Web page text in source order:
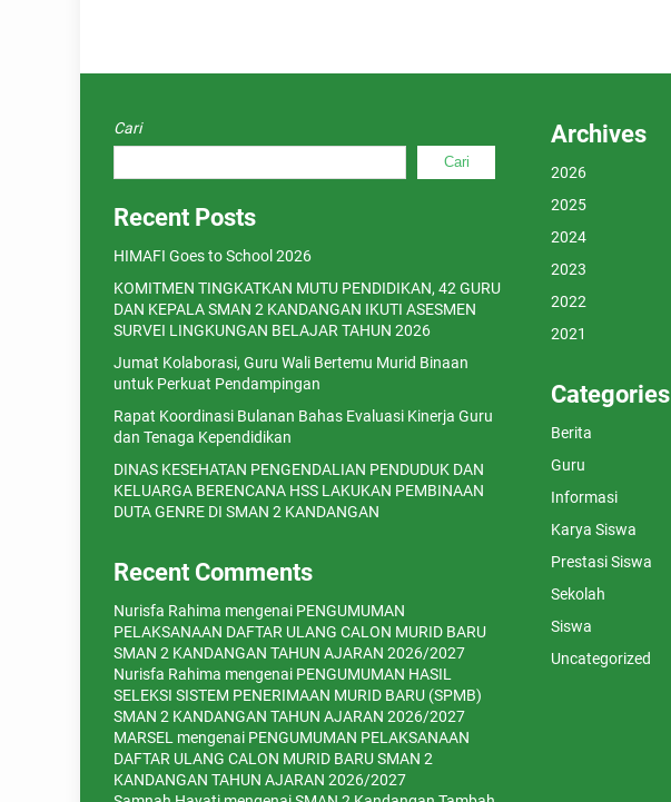
Cari
Cari
Recent Posts
HIMAFI Goes to School 2026
KOMITMEN TINGKATKAN MUTU PENDIDIKAN, 42 GURU
DAN KEPALA SMAN 2 KANDANGAN IKUTI ASESMEN
SURVEI LINGKUNGAN BELAJAR TAHUN 2026
Jumat Kolaborasi, Guru Wali Bertemu Murid Binaan
untuk Perkuat Pendampingan
Rapat Koordinasi Bulanan Bahas Evaluasi Kinerja Guru
dan Tenaga Kependidikan
DINAS KESEHATAN PENGENDALIAN PENDUDUK DAN
KELUARGA BERENCANA HSS LAKUKAN PEMBINAAN
DUTA GENRE DI SMAN 2 KANDANGAN
Recent Comments
Nurisfa Rahima mengenai PENGUMUMAN
PELAKSANAAN DAFTAR ULANG CALON MURID BARU
SMAN 2 KANDANGAN TAHUN AJARAN 2026/2027
Nurisfa Rahima mengenai PENGUMUMAN HASIL
SELEKSI SISTEM PENERIMAAN MURID BARU (SPMB)
SMAN 2 KANDANGAN TAHUN AJARAN 2026/2027
MARSEL mengenai PENGUMUMAN PELAKSANAAN
DAFTAR ULANG CALON MURID BARU SMAN 2
KANDANGAN TAHUN AJARAN 2026/2027
Archives
2026
2025
2024
2023
2022
2021
Categories
Berita
Guru
Informasi
Karya Siswa
Prestasi Siswa
Sekolah
Siswa
Uncategorized